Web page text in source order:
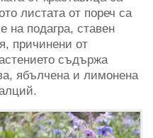
листата от пореч са
на подагра, ставен
причинени от
съдържа
ябълчена и лимонена